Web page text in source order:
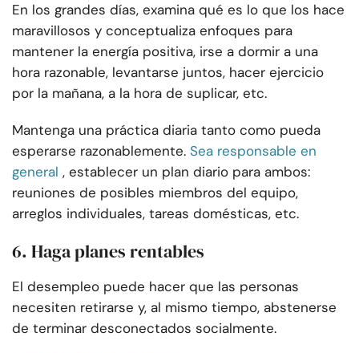
En los grandes días, examina qué es lo que los hace
maravillosos y conceptualiza enfoques para
mantener la energía positiva, irse a dormir a una
hora razonable, levantarse juntos, hacer ejercicio
por la mañana, a la hora de suplicar, etc.
Mantenga una práctica diaria tanto como pueda
esperarse razonablemente. Sea responsable en
general , establecer un plan diario para ambos:
reuniones de posibles miembros del equipo,
arreglos individuales, tareas domésticas, etc.
6. Haga planes rentables
El desempleo puede hacer que las personas
necesiten retirarse y, al mismo tiempo, abstenerse
de terminar desconectados socialmente.